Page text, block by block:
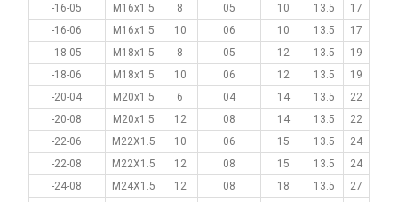
-16-05
M16x1.5 8 05 10 13.5
17
-16-06
M16x1.5 10 06 10 13.5
17
-18-05
M18x1.5 8 05 12 13.5
19
-18-06
M18x1.5 10 06 12 13.5
19
-20-04
M20x1.5 6 04 14 13.5
22
-20-08
M20x1.5 12 08 14 13.5
22
-22-06
M22X1.5 10 06 15 13.5
24
-22-08
M22X1.5 12 08 15 13.5
24
-24-08
M24X1.5 12 08 18 13.5
27